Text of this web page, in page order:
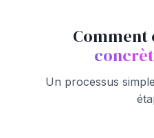
Comment
Un processus